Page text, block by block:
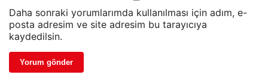
Daha sonraki yorumlarımda kullanılması için adım, e-
posta adresim ve site adresim bu tarayıcıya
kaydedilsin.